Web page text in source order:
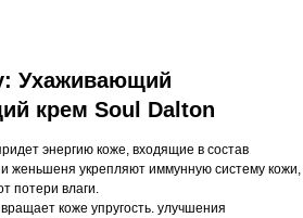
Ухаживающий
крем Soul Dalton
энергию коже, входящие в состав
и женьшеня укрепляют иммунную систему кожи,
потери влаги.
коже упругость. улучшения